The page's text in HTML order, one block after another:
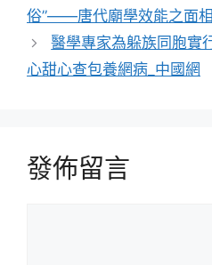
俗”——唐代廟學效能之面相
醫學專家為躲族同胞實
心甜心查包養網病_中國網
發佈留言